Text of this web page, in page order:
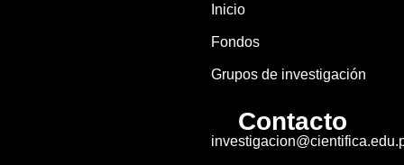
Inicio
Fondos
Grupos de investigación
Contacto